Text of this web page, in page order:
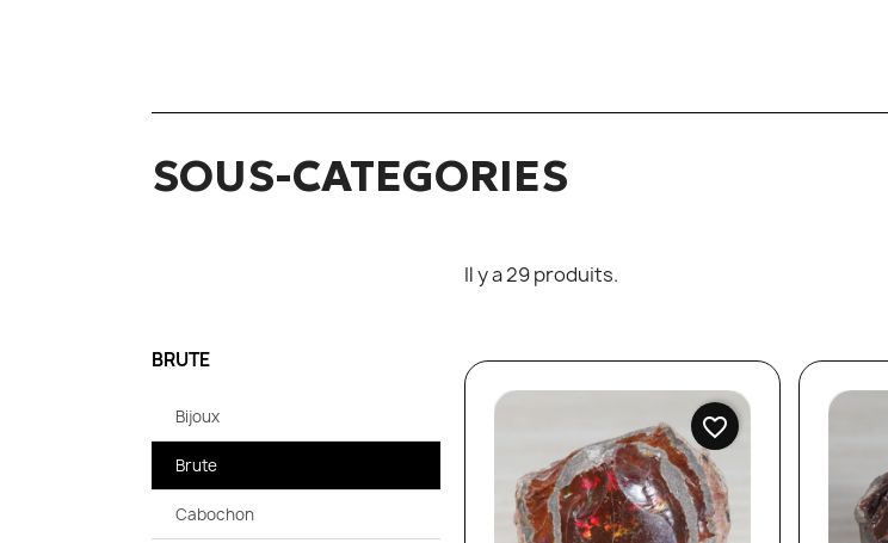
SOUS-CATEGORIES
BRUTE
Bijoux
Brute
Cabochon
Il y a 29 produits.
favorite_border